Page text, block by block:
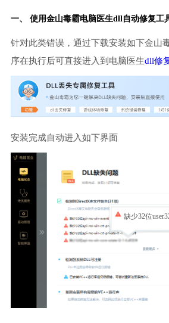
一、 使用金山毒霸电脑医生dll自动修复工
针对此类错误，通过下载安装如下金山
序在执行后可直接进入到电脑医生dll修
安装完成自动进入如下界面
缺少32位